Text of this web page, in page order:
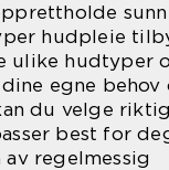
hudpleie
ulike hudtyper
egne behov
du velge
best for
regelmessig